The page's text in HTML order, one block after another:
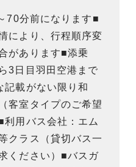
70分前になります■
により、行程順序変
があります■添乗
3日目羽田空港まで
記載がない限り和
客室タイプのご希望
用バス会社：エム
クラス（貸切バス一
ください）■バスガ